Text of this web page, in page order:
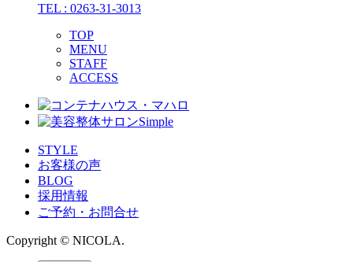
TEL : 0263-31-3013
TOP
MENU
STAFF
ACCESS
STYLE
お客様の声
BLOG
採用情報
ご予約・お問合せ
Copyright © NICOLA.